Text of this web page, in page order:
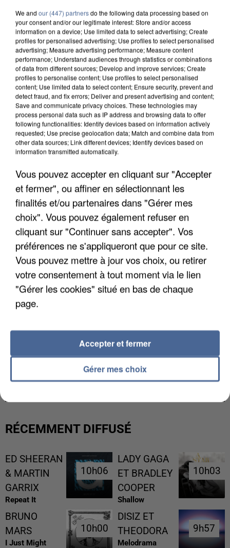
DE FAUNE SAUVAGE SONT...
L’UN DES FONDATEURS SUPPOSÉS DE LA DZ
MAFIA INTERPELLÉ EN ALGÉRIE
RÉCEMMENT DIFFUSÉ
ED SHEERAN
& MARTIN
GARRIX
Repeat It
10h06
10h06
LADY GAGA
ET BRADLEY
COOPER
Shallow
10h03
10h03
BRUNO
MARS
I Just Might
10h00
10h00
DISIZ ET
THEODORA
Melodrama
9h57
9h57
We and our (447) partnersdo the following data processing based on
your consent and/or our legitimate interest: Store and/or access
information on a device; Use limited data to select advertising; Create
profiles for personalised advertising; Use profiles to select personalised
advertising; Measure advertising performance; Measure content
performance; Understand audiences through statistics or combinations
of data from different sources; Develop and improve services; Create
profiles to personalise content; Use profiles to select personalised
content; Use limited data to select content; Ensure security, prevent and
detect fraud, and fix errors; Deliver and present advertising and content;
Save and communicate privacy choices. These technologies may
process personal data such as IP address and browsing data to offer
following functionalities: Identify devices based on information actively
requested; Use precise geolocation data; Match and combine data from
other data sources; Link different devices; Identify devices based on
information transmitted automatically.
Vous pouvez accepter en cliquant sur "Accepter
et fermer", ou affiner en sélectionnant les
finalités et/ou partenaires dans "Gérer mes
choix". Vous pouvez également refuser en
cliquant sur "Continuer sans accepter". Vos
préférences ne s'appliqueront que pour ce site.
Vous pouvez mettre à jour vos choix, ou retirer
votre consentement à tout moment via le lien
"Gérer les cookies" situé en bas de chaque
page.
Gérer mes choix
Accepter et fermer